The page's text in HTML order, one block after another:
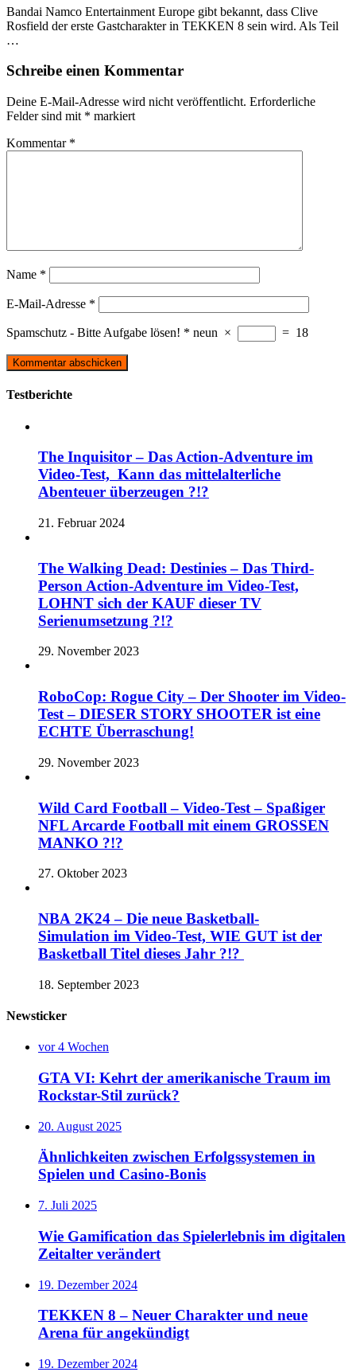
Bandai Namco Entertainment Europe gibt bekannt, dass Clive
Rosfield der erste Gastcharakter in TEKKEN 8 sein wird. Als Teil
…
Schreibe einen Kommentar
Deine E-Mail-Adresse wird nicht veröffentlicht. Erforderliche
Felder sind mit * markiert
Kommentar *
Name *
E-Mail-Adresse *
Spamschutz - Bitte Aufgabe lösen! * neun × = 18
Testberichte
The Inquisitor – Das Action-Adventure im
Video-Test, Kann das mittelalterliche
Abenteuer überzeugen ?!?
21. Februar 2024
The Walking Dead: Destinies – Das Third-
Person Action-Adventure im Video-Test,
LOHNT sich der KAUF dieser TV
Serienumsetzung ?!?
29. November 2023
RoboCop: Rogue City – Der Shooter im Video-
Test – DIESER STORY SHOOTER ist eine
ECHTE Überraschung!
29. November 2023
Wild Card Football – Video-Test – Spaßiger
NFL Arcarde Football mit einem GROSSEN
MANKO ?!?
27. Oktober 2023
NBA 2K24 – Die neue Basketball-
Simulation im Video-Test, WIE GUT ist der
Basketball Titel dieses Jahr ?!?
18. September 2023
Newsticker
vor 4 Wochen
GTA VI: Kehrt der amerikanische Traum im
Rockstar-Stil zurück?
20. August 2025
Ähnlichkeiten zwischen Erfolgssystemen in
Spielen und Casino‑Bonis
7. Juli 2025
Wie Gamification das Spielerlebnis im digitalen
Zeitalter verändert
19. Dezember 2024
TEKKEN 8 – Neuer Charakter und neue
Arena für angekündigt
19. Dezember 2024